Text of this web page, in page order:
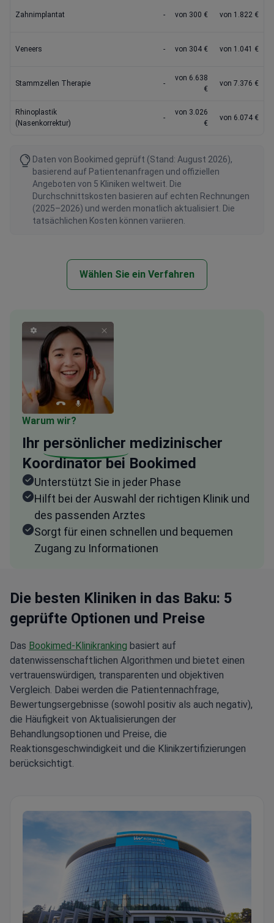
Zahnimplantat - von 300 € von 1.822 €
Veneers - von 304 € von 1.041 €
Stammzellen Therapie -
von 6.638
€
von 7.376 €
Rhinoplastik
(Nasenkorrektur)
-
von 3.026
€
von 6.074 €
Daten von Bookimed geprüft (Stand: August 2026),
basierend auf Patientenanfragen und offiziellen
Angeboten von 5 Kliniken weltweit. Die
Durchschnittskosten basieren auf echten Rechnungen
(2025–2026) und werden monatlich aktualisiert. Die
tatsächlichen Kosten können variieren.
Wählen Sie ein Verfahren
Warum wir?
Ihr persönlicher medizinischer
Koordinator bei Bookimed
Unterstützt Sie in jeder Phase
Hilft bei der Auswahl der richtigen Klinik und
des passenden Arztes
Sorgt für einen schnellen und bequemen
Zugang zu Informationen
Die besten Kliniken in das Baku: 5
geprüfte Optionen und Preise
Das Bookimed-Klinikranking basiert auf
datenwissenschaftlichen Algorithmen und bietet einen
vertrauenswürdigen, transparenten und objektiven
Vergleich. Dabei werden die Patientennachfrage,
Bewertungsergebnisse (sowohl positiv als auch negativ),
die Häufigkeit von Aktualisierungen der
Behandlungsoptionen und Preise, die
Reaktionsgeschwindigkeit und die Klinikzertifizierungen
berücksichtigt.